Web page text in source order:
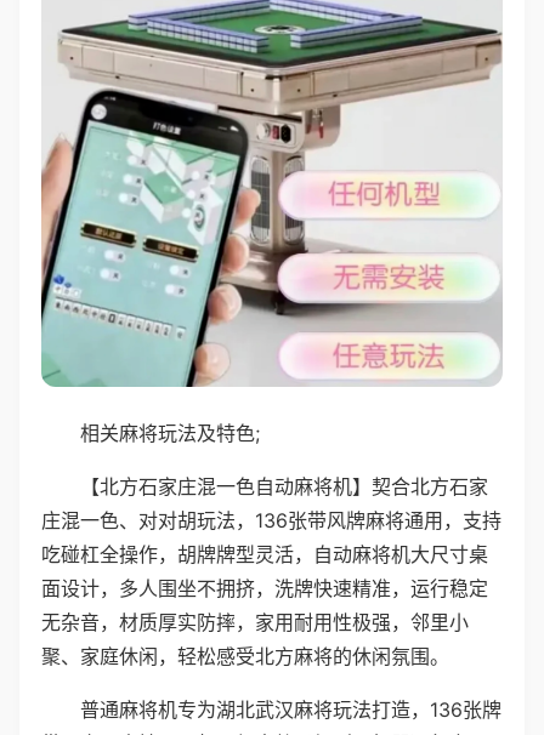
相关麻将玩法及特色;
【北方石家庄混一色自动麻将机】契合北方石家
庄混一色、对对胡玩法，136张带风牌麻将通用，支持
吃碰杠全操作，胡牌牌型灵活，自动麻将机大尺寸桌
面设计，多人围坐不拥挤，洗牌快速精准，运行稳定
无杂音，材质厚实防摔，家用耐用性极强，邻里小
聚、家庭休闲，轻松感受北方麻将的休闲氛围。
普通麻将机专为湖北武汉麻将玩法打造，136张牌